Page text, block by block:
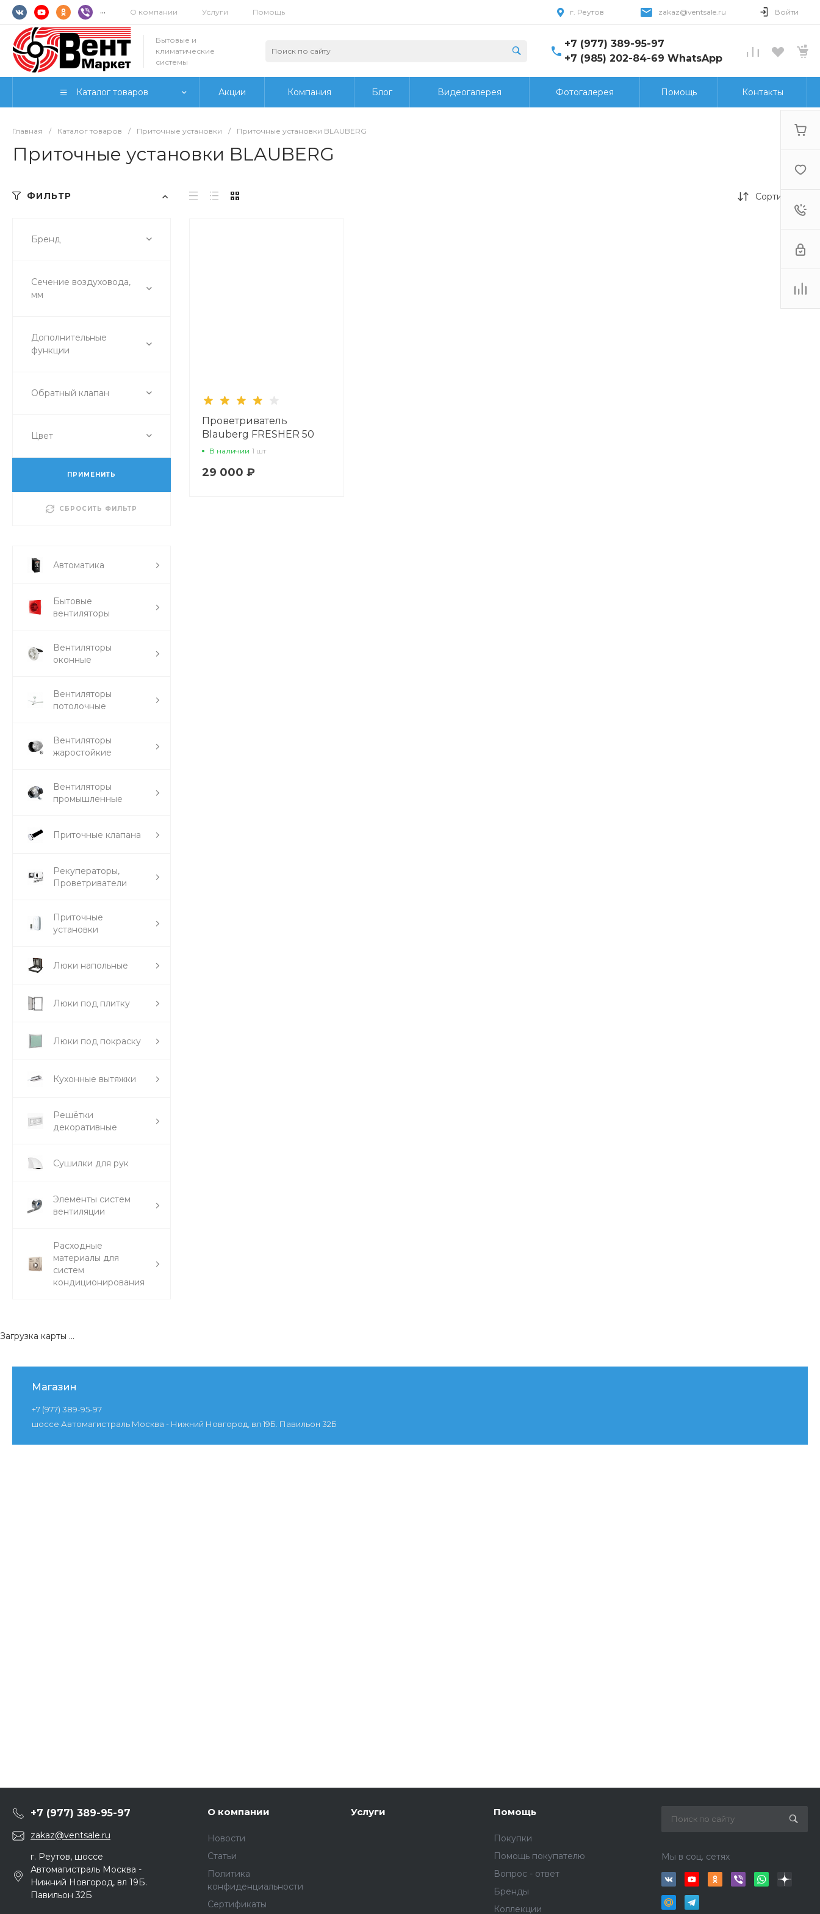
... О компании Услуги Помощь г. Реутов zakaz@ventsale.ru Войти
Бытовые и
климатические
системы
+7 (977) 389-95-97
+7 (985) 202-84-69 WhatsApp
Каталог товаров Акции Компания Блог Видеогалерея Фотогалерея Помощь Контакты
Главная / Каталог товаров / Приточные установки / Приточные установки BLAUBERG
Приточные установки BLAUBERG
ФИЛЬТР
Бренд
Сечение воздуховода,
мм
Дополнительные
функции
Обратный клапан
Цвет
ПРИМЕНИТЬ
СБРОСИТЬ ФИЛЬТР
Автоматика
Бытовые
вентиляторы
Вентиляторы
оконные
Вентиляторы
потолочные
Вентиляторы
жаростойкие
Вентиляторы
промышленные
Приточные клапана
Рекуператоры,
Проветриватели
Приточные
установки
Люки напольные
Люки под плитку
Люки под покраску
Кухонные вытяжки
Решётки
декоративные
Сушилки для рук
Элементы систем
вентиляции
Расходные
материалы для
систем
кондиционирования
Сортировка
Проветриватель
Blauberg FRESHER 50
В наличии 1 шт
29 000 ₽
Магазин
+7 (977) 389-95-97
шоссе Автомагистраль Москва - Нижний Новгород, вл 19Б. Павильон 32Б
Загрузка карты ...
+7 (977) 389-95-97
zakaz@ventsale.ru
г. Реутов, шоссе
Автомагистраль Москва -
Нижний Новгород, вл 19Б.
Павильон 32Б
О компании
Новости
Статьи
Политика
конфиденциальности
Сертификаты
Услуги Помощь
Покупки
Помощь покупателю
Вопрос - ответ
Бренды
Коллекции
Мы в соц. сетях